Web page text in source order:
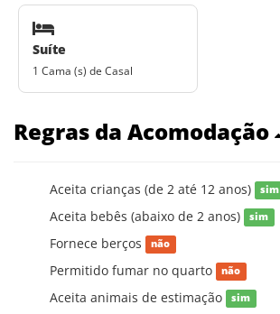
Suíte
1 Cama (s) de Casal
Regras da Acomodação
Aceita crianças (de 2 até 12 anos) sim
Aceita bebês (abaixo de 2 anos) sim
Fornece berços não
Permitido fumar no quarto não
Aceita animais de estimação sim